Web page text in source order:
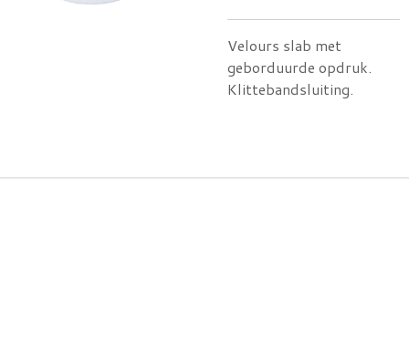
Velours slab met
geborduurde opdruk.
Klittebandsluiting.